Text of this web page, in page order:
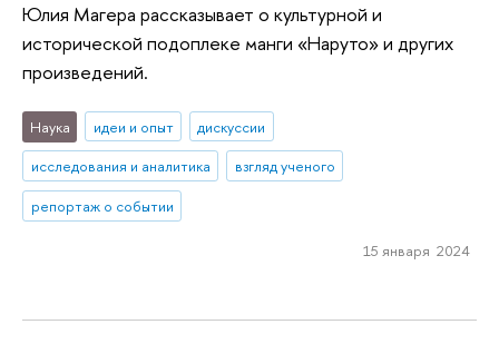
Юлия Магера рассказывает о культурной и
исторической подоплеке манги «Наруто» и других
произведений.
Наука идеи и опыт
дискуссии
исследования и аналитика
взгляд ученого
репортаж о событии
15 января 2024